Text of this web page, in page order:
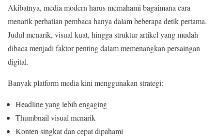
Akibatnya, media modern harus memahami bagaimana cara
menarik perhatian pembaca hanya dalam beberapa detik pertama.
Judul menarik, visual kuat, hingga struktur artikel yang mudah
dibaca menjadi faktor penting dalam memenangkan persaingan
digital.
Banyak platform media kini menggunakan strategi:
Headline yang lebih engaging
Thumbnail visual menarik
Konten singkat dan cepat dipahami